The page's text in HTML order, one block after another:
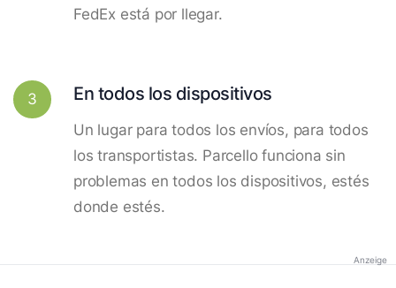
FedEx está por llegar.
3 En todos los dispositivos
Un lugar para todos los envíos, para todos
los transportistas. Parcello funciona sin
problemas en todos los dispositivos, estés
donde estés.
Anzeige